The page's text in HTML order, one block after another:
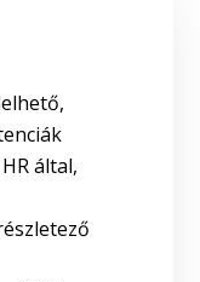
által,